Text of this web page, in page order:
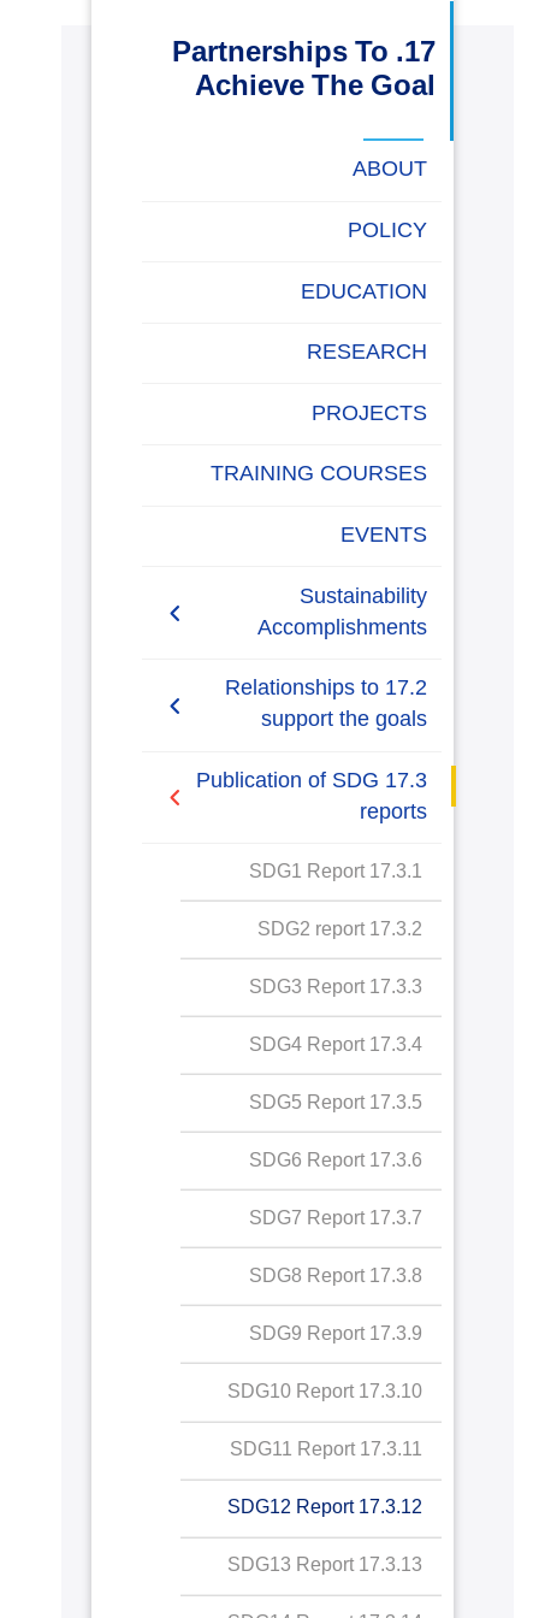
البحث العلمي
التدريب والخدمة المجتمعية
المقرات
الحياة
المراكز
17. Partnerships To
Achieve The Goal
ABOUT
POLICY
EDUCATION
RESEARCH
PROJECTS
TRAINING COURSES
EVENTS
Sustainability
Accomplishments
2019/2020
2020-2021
SDG1 Report
SDG2 Report
SDG3 Report
SDG4 Report
SDG5 Report
SDG6 Report
SDG7 Report
SDG8 Report
SDG9 Report
SDG10 Report
SDG11 Report
SDG12 Report
SDG13 Report
SDG14 Report
17.2 Relationships to
support the goals
17.2.1 Relationships with
regional NGOs and
policy
17.2.2 Cross sectoral
dialogue about SDGs
17.2.3 International
collaboration data
gathering for SDG
17.2.4 "Collaboration for
SDG best practice
17.2.5 Collaboration with
NGOs for SDGs
17.3 Publication of SDG
reports
17.3.1 SDG1 Report
17.3.2 SDG2 report
17.3.3 SDG3 Report
17.3.4 SDG4 Report
17.3.5 SDG5 Report
17.3.6 SDG6 Report
17.3.7 SDG7 Report
17.3.8 SDG8 Report
17.3.9 SDG9 Report
17.3.10 SDG10 Report
17.3.11 SDG11 Report
17.3.12 SDG12 Report
17.3.13 SDG13 Report